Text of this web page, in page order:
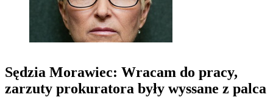
Sędzia Morawiec: Wracam do pracy,
zarzuty prokuratora były wyssane z palca